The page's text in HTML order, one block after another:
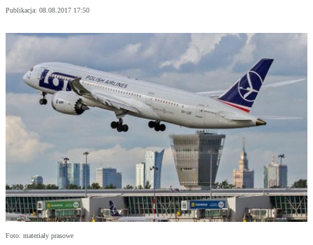
Publikacja: 08.08.2017 17:50
Foto: materiały prasowe